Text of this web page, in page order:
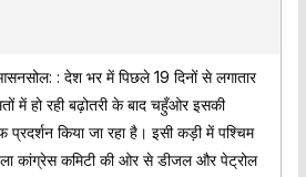
: देश भर में पिछले 19 दिनों से लगातार
में हो रही बढ़ोतरी के बाद चहुँओर इसकी
किया जा रहा है। इसी कड़ी में पश्चिम
कांग्रेस कमिटी की ओर से डीजल और पेट्रोल